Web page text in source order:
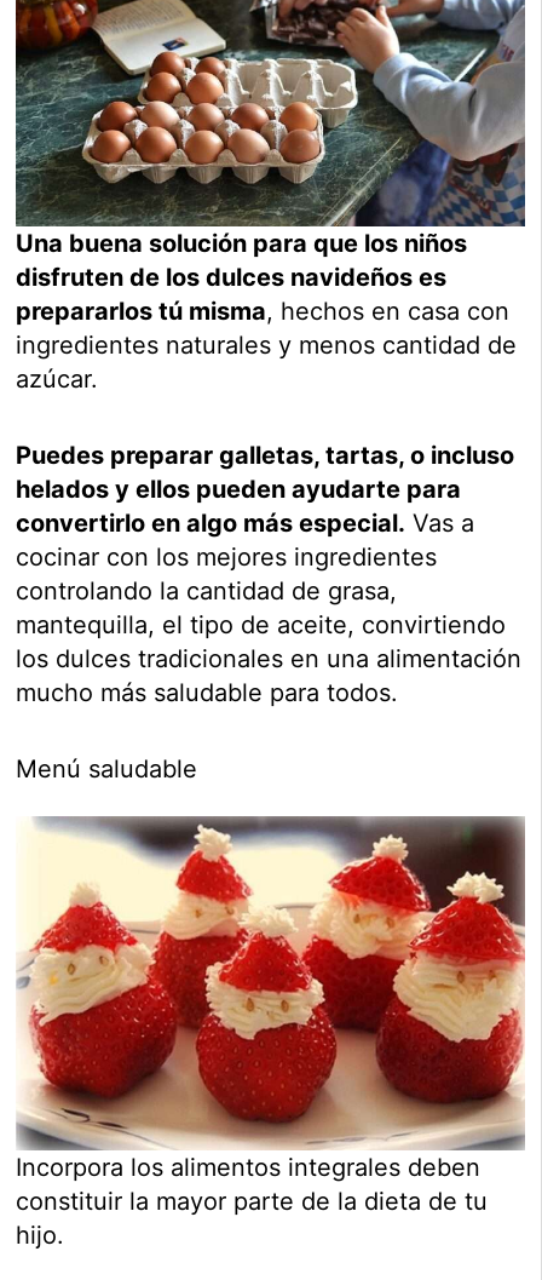
Una buena solución para que los niños
disfruten de los dulces navideños es
prepararlos tú misma, hechos en casa con
ingredientes naturales y menos cantidad de
azúcar.
Puedes preparar galletas, tartas, o incluso
helados y ellos pueden ayudarte para
convertirlo en algo más especial. Vas a
cocinar con los mejores ingredientes
controlando la cantidad de grasa,
mantequilla, el tipo de aceite, convirtiendo
los dulces tradicionales en una alimentación
mucho más saludable para todos.
Menú saludable
Incorpora los alimentos integrales deben
constituir la mayor parte de la dieta de tu
hijo.